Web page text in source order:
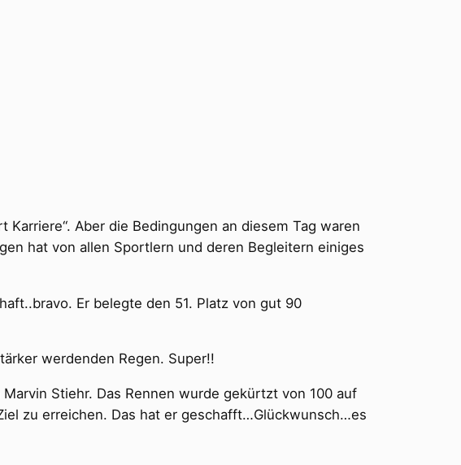
Aber die Bedingungen an diesem Tag waren
hat von allen Sportlern und deren Begleitern einiges
Er belegte den 51. Platz von gut 90
werdenden Regen. Super!!
Stiehr. Das Rennen wurde gekürtzt von 100 auf
zu erreichen. Das hat er geschafft…Glückwunsch…es